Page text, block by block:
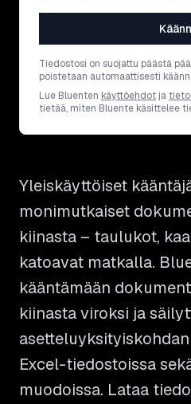
Tiedostosi on suojattu päästä
poistetaan automaattisesti
Lue Bluenten käyttöehdot ja
tietää, miten Bluente käsittelee
Yleiskäyttöiset
monimutkaiset
kiinasta – taulukot,
katoavat matkalla.
kääntämään
kiinasta viroksi ja
Excel-tiedostoissa
muodoissa. Lataa